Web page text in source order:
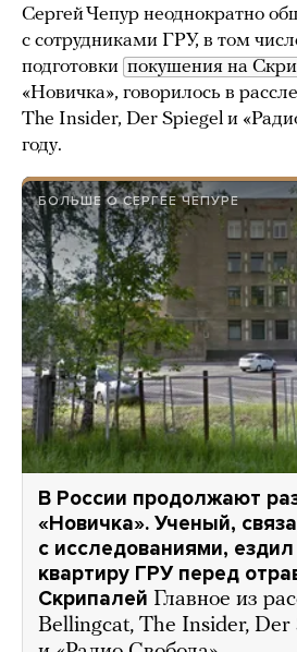
Сергей Чепур неоднократно
с сотрудниками ГРУ, в том
подготовки покушения на
«Новичка», говорилось в
The Insider, Der Spiegel и
году.
БОЛЬШЕ О СЕРГЕЕ ЧЕПУРЕ
В России продолжают
«Новичка». Ученый,
с исследованиями,
квартиру ГРУ перед
Скрипалей Главное из
Bellingcat, The Insider, Der